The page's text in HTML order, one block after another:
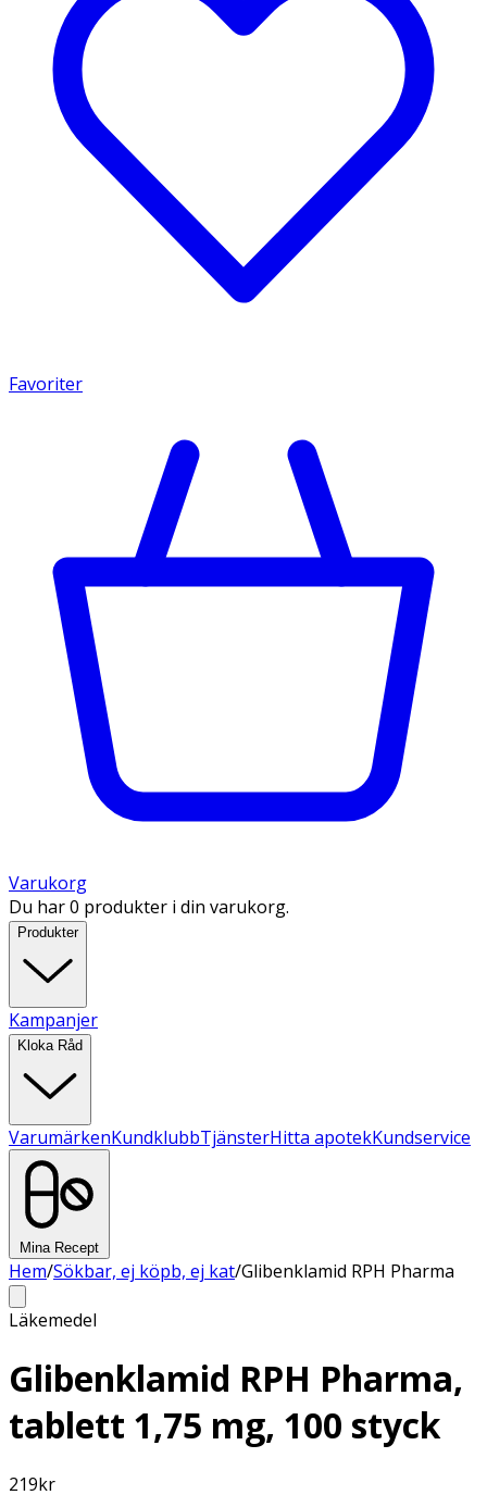
Favoriter
Varukorg
Du har 0 produkter i din varukorg.
Produkter
Kampanjer
Kloka Råd
VarumärkenKundklubbTjänsterHitta apotekKundservice
Mina Recept
Hem/Sökbar, ej köpb, ej kat/Glibenklamid RPH Pharma
Läkemedel
Glibenklamid RPH Pharma,
tablett 1,75 mg, 100 styck
219kr